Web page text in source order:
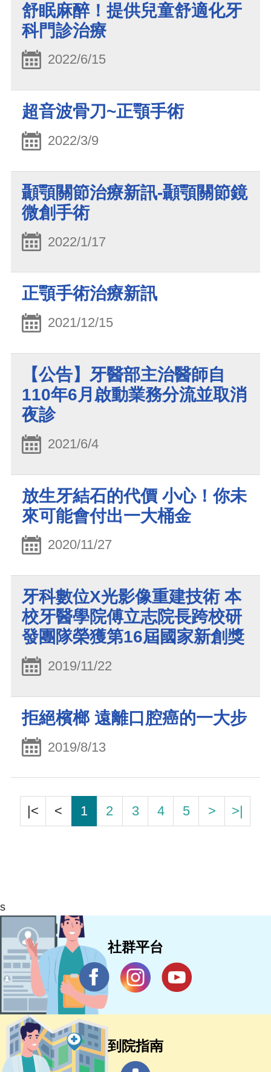
舒眠麻醉！提供兒童舒適化牙
科門診治療
2022/6/15
超音波骨刀~正顎手術
2022/3/9
顳顎關節治療新訊-顳顎關節鏡
微創手術
2022/1/17
正顎手術治療新訊
2021/12/15
【公告】牙醫部主治醫師自
110年6月啟動業務分流並取消
夜診
2021/6/4
放生牙結石的代價 小心！你未
來可能會付出一大桶金
2020/11/27
牙科數位X光影像重建技術 本
校牙醫學院傅立志院長跨校研
發團隊榮獲第16屆國家新創獎
2019/11/22
拒絕檳榔 遠離口腔癌的一大步
2019/8/13
|< < 1 2 3 4 5 > >|
s
社群平台
到院指南